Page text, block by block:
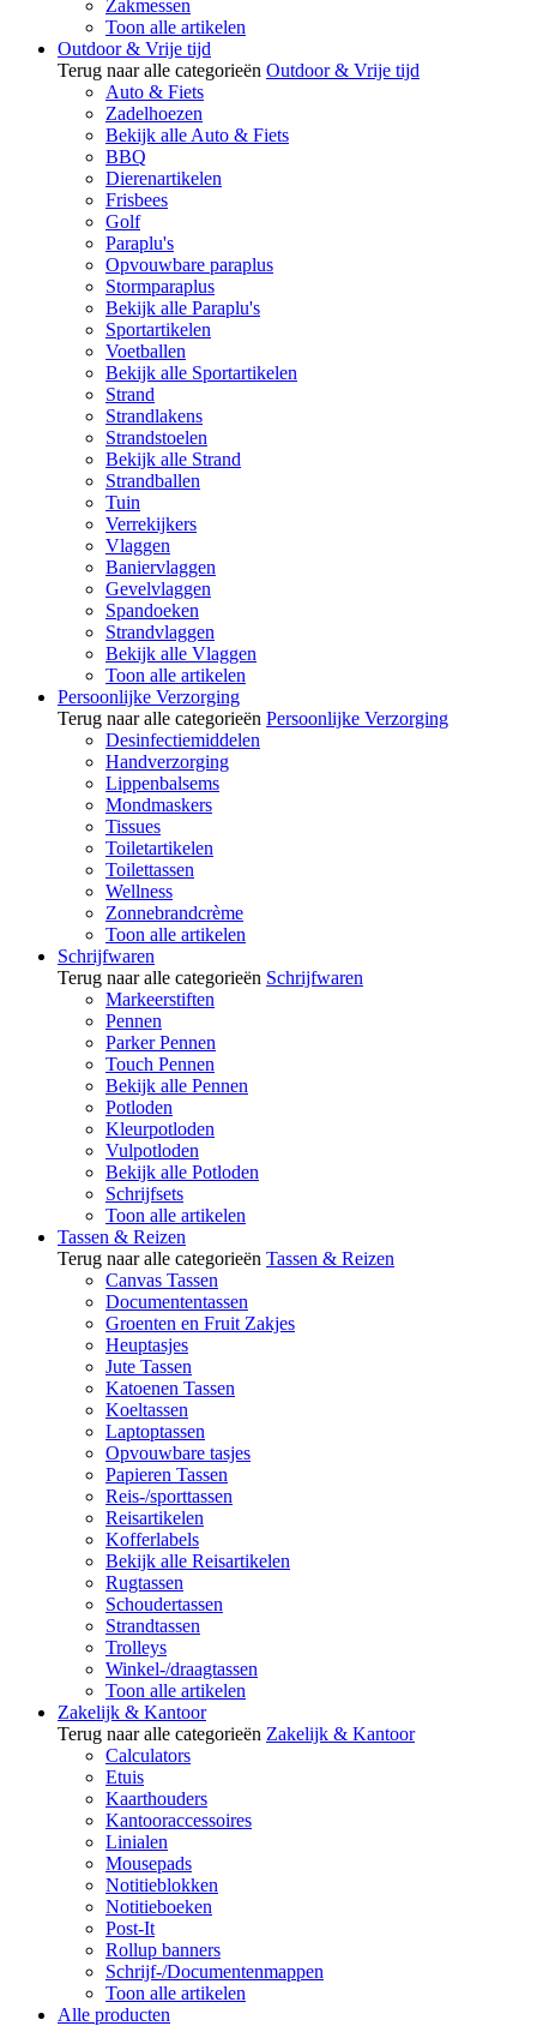
Zakmessen
Toon alle artikelen
Outdoor & Vrije tijd
Terug naar alle categorieën Outdoor & Vrije tijd
Auto & Fiets
Zadelhoezen
Bekijk alle Auto & Fiets
BBQ
Dierenartikelen
Frisbees
Golf
Paraplu's
Opvouwbare paraplus
Stormparaplus
Bekijk alle Paraplu's
Sportartikelen
Voetballen
Bekijk alle Sportartikelen
Strand
Strandlakens
Strandstoelen
Bekijk alle Strand
Strandballen
Tuin
Verrekijkers
Vlaggen
Baniervlaggen
Gevelvlaggen
Spandoeken
Strandvlaggen
Bekijk alle Vlaggen
Toon alle artikelen
Persoonlijke Verzorging
Terug naar alle categorieën Persoonlijke Verzorging
Desinfectiemiddelen
Handverzorging
Lippenbalsems
Mondmaskers
Tissues
Toiletartikelen
Toilettassen
Wellness
Zonnebrandcrème
Toon alle artikelen
Schrijfwaren
Terug naar alle categorieën Schrijfwaren
Markeerstiften
Pennen
Parker Pennen
Touch Pennen
Bekijk alle Pennen
Potloden
Kleurpotloden
Vulpotloden
Bekijk alle Potloden
Schrijfsets
Toon alle artikelen
Tassen & Reizen
Terug naar alle categorieën Tassen & Reizen
Canvas Tassen
Documententassen
Groenten en Fruit Zakjes
Heuptasjes
Jute Tassen
Katoenen Tassen
Koeltassen
Laptoptassen
Opvouwbare tasjes
Papieren Tassen
Reis-/sporttassen
Reisartikelen
Kofferlabels
Bekijk alle Reisartikelen
Rugtassen
Schoudertassen
Strandtassen
Trolleys
Winkel-/draagtassen
Toon alle artikelen
Zakelijk & Kantoor
Terug naar alle categorieën Zakelijk & Kantoor
Calculators
Etuis
Kaarthouders
Kantooraccessoires
Linialen
Mousepads
Notitieblokken
Notitieboeken
Post-It
Rollup banners
Schrijf-/Documentenmappen
Toon alle artikelen
Alle producten